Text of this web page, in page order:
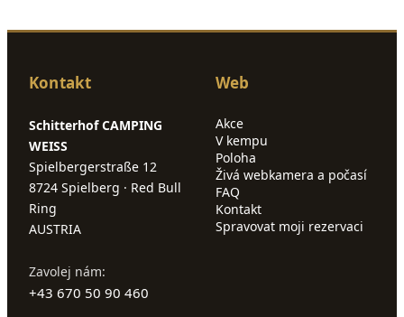
Kontakt
Schitterhof CAMPING
WEISS
Spielbergerstraße 12
8724 Spielberg · Red Bull
Ring
AUSTRIA
Zavolej nám:
+43 670 50 90 460
Web
Akce
V kempu
Poloha
Živá webkamera a počasí
FAQ
Kontakt
Spravovat moji rezervaci